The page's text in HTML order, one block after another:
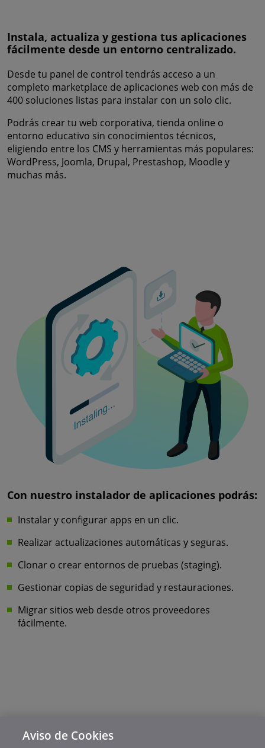
Instala, actualiza y gestiona tus aplicaciones
fácilmente desde un entorno centralizado.
Desde tu panel de control tendrás acceso a un
completo marketplace de aplicaciones web con más de
400 soluciones listas para instalar con un solo clic.
Podrás crear tu web corporativa, tienda online o
entorno educativo sin conocimientos técnicos,
eligiendo entre los CMS y herramientas más populares:
WordPress, Joomla, Drupal, Prestashop, Moodle y
muchas más.
Con nuestro instalador de aplicaciones podrás:
Instalar y configurar apps en un clic.
Realizar actualizaciones automáticas y seguras.
Clonar o crear entornos de pruebas (staging).
Gestionar copias de seguridad y restauraciones.
Migrar sitios web desde otros proveedores
fácilmente.
Aviso de Cookies